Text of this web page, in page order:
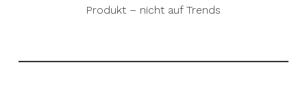
Produkt – nicht auf Trends